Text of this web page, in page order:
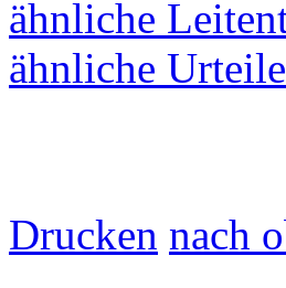
ähnliche
ähnliche
Drucken nach